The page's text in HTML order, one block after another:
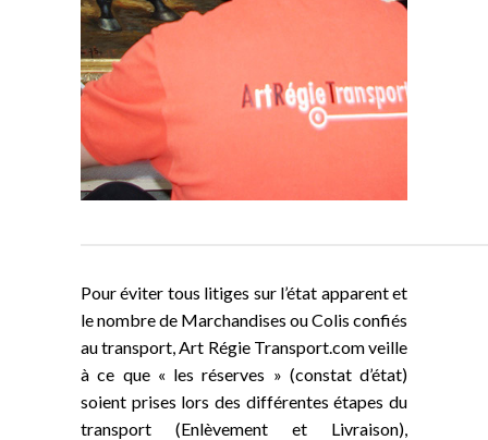
Pour éviter tous litiges sur l’état apparent et
le nombre de Marchandises ou Colis confiés
au transport, Art Régie Transport.com veille
à ce que « les réserves » (constat d’état)
soient prises lors des différentes étapes du
transport (Enlèvement et Livraison),